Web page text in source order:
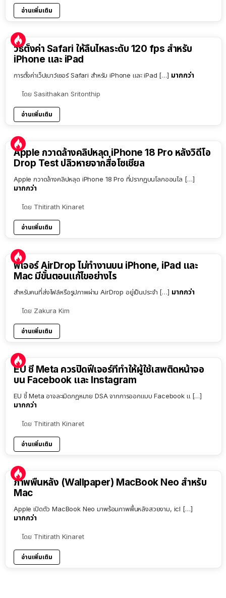
อ่านเพิ่มเติม
วิธีตั้งค่า Safari ให้ลื่นไหลระดับ 120 fps สำหรับ
iPhone และ iPad
การตั้งค่าเว็ปเบาว์เซอร์ Safari สำหรับ iPhone และ iPad […] มากกว่า
โดย Sasithakan Sritonthip
อ่านเพิ่มเติม
Apple กวาดล้างคลิปหลุด iPhone 18 Pro หลังวิดีโอ
Drop Test ปลิวหายจากสื่อโซเชียล
Apple กวาดล้างคลิปหลุด iPhone 18 Pro ที่ปรากฏบนโลกออนไล […]
มากกว่า
โดย Thitirath Kinaret
อ่านเพิ่มเติม
ฟีเจอร์ AirDrop ไม่ทำงานบน iPhone, iPad และ
Mac มีขั้นตอนแก้ไขอย่างไร
สำหรับคนที่ส่งไฟล์หรือรูปภาพผ่าน AirDrop อยู่เป็นประจำ […] มากกว่า
โดย Zakura Kim
อ่านเพิ่มเติม
EU ชี้ Meta ควรปิดฟีเจอร์ที่ทำให้ผู้ใช้เสพติดหน้าจอ
บน Facebook และ Instagram
EU ชี้ Meta อาจละเมิดกฎหมาย DSA จากการออกแบบ Facebook แ […]
มากกว่า
โดย Thitirath Kinaret
อ่านเพิ่มเติม
ภาพพื้นหลัง (Wallpaper) MacBook Neo สำหรับ
Mac
Apple เปิดตัว MacBook Neo มาพร้อมภาพพื้นหลังสวยงาม, icl […]
มากกว่า
โดย Thitirath Kinaret
อ่านเพิ่มเติม